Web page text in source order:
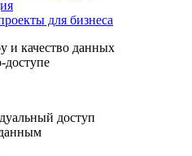
Feed
интеграции